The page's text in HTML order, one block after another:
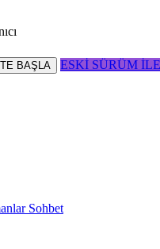
BAŞLA ESKİ SÜRÜM
Sohbet